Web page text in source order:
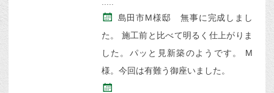
島田市M様邸 無事に完成しまし
た。 施工前と比べて明るく仕上がりま
した。パッと見新築のようです。 M
様。今回は有難う御座いました。